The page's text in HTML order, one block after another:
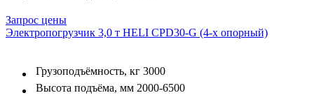
Запрос цены
Электропогрузчик 3,0 т HELI CPD30-G (4-х опорный)
Грузоподъёмность, кг 3000
Высота подъёма, мм 2000-6500